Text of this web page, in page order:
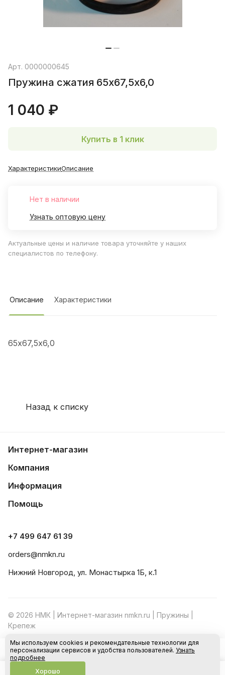
Арт. 0000000645
Пружина сжатия 65х67,5х6,0
1 040 ₽
В корзину
Купить в 1 клик
ХарактеристикиОписание
Нет в наличии
Узнать оптовую цену
Актуальные цены и наличие товара уточняйте у наших
специалистов по телефону.
Описание Характеристики
65х67,5х6,0
Назад к списку
Интернет-магазин
Компания
Информация
Помощь
+7 499 647 61 39
orders@nmkn.ru
Нижний Новгород, ул. Монастырка 1Б, к.1
© 2026 НМК | Интернет-магазин nmkn.ru | Пружины |
Крепеж
Конфиденциальность Оферта
Мы используем cookies и рекомендательные технологии для
персонализации сервисов и удобства пользователей. Узнать
подробнее
Хорошо